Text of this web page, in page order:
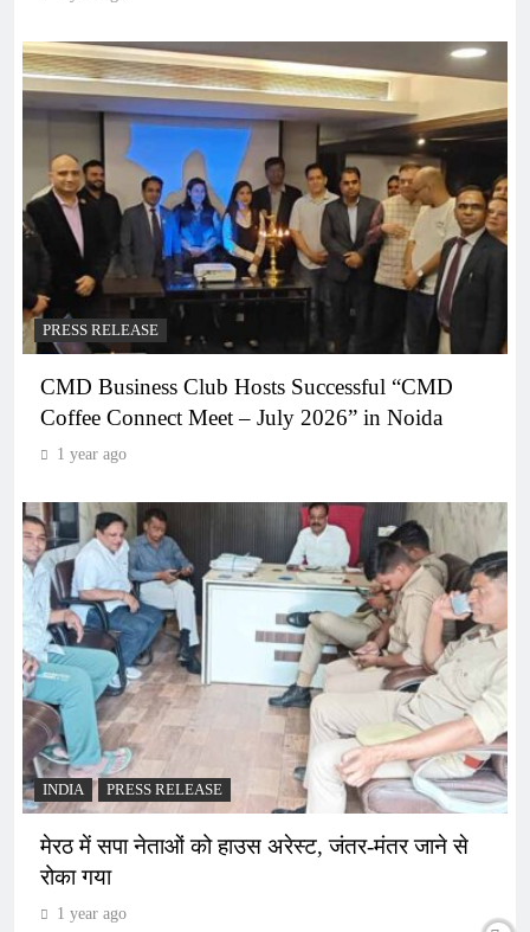
PRESS RELEASE
CMD Business Club Hosts Successful “CMD
Coffee Connect Meet – July 2026” in Noida
1 year ago
INDIA PRESS RELEASE
मेरठ में सपा नेताओं को हाउस अरेस्ट, जंतर-मंतर जाने से
रोका गया
1 year ago